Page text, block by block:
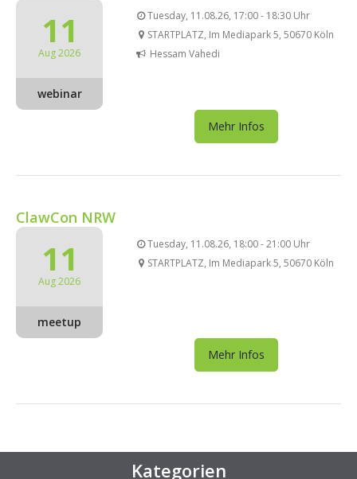
11
Aug 2026
webinar
Tuesday, 11.08.26, 17:00 - 18:30 Uhr
STARTPLATZ, Im Mediapark 5, 50670 Köln
Hessam Vahedi
Mehr Infos
ClawCon NRW
11
Aug 2026
meetup
Tuesday, 11.08.26, 18:00 - 21:00 Uhr
STARTPLATZ, Im Mediapark 5, 50670 Köln
Mehr Infos
Kategorien